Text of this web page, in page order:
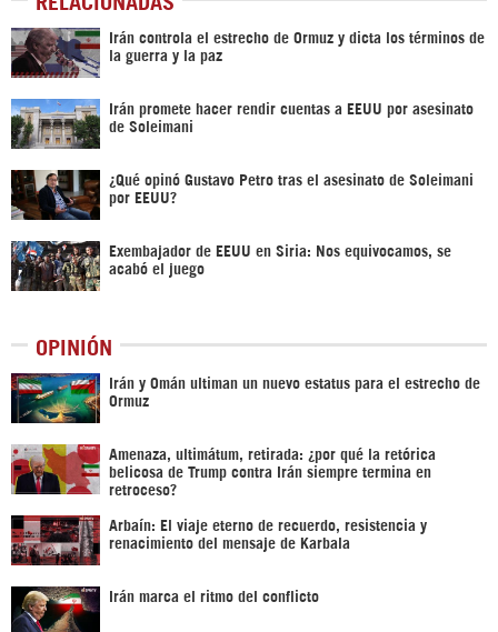
Irán controla el estrecho de Ormuz y dicta los términos de
la guerra y la paz
Irán promete hacer rendir cuentas a EEUU por asesinato
de Soleimani
¿Qué opinó Gustavo Petro tras el asesinato de Soleimani
por EEUU?
Exembajador de EEUU en Siria: Nos equivocamos, se
acabó el juego
OPINIÓN
Irán y Omán ultiman un nuevo estatus para el estrecho de
Ormuz
Amenaza, ultimátum, retirada: ¿por qué la retórica
belicosa de Trump contra Irán siempre termina en
retroceso?
Arbaín: El viaje eterno de recuerdo, resistencia y
renacimiento del mensaje de Karbala
Irán marca el ritmo del conflicto